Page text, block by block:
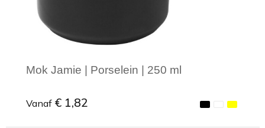
Mok Jamie | Porselein | 250 ml
Vanaf € 1,82